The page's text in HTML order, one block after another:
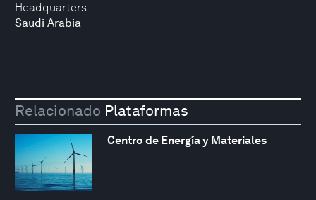
Headquarters
Saudi Arabia
Relacionado Plataformas
Centro de Energía y Materiales